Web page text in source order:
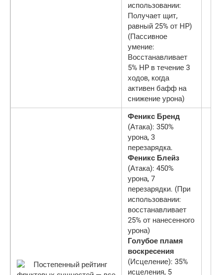
использовании:
Получает щит,
равный 25% от HP)
(Пассивное
умение:
Восстанавливает
5% HP в течение 3
ходов, когда
активен бафф на
снижение урона)
Феникс Бренд
(Атака): 350%
урона, 3
перезарядка.
Феникс Блейз
(Атака): 450%
урона, 7
перезарядки. (При
использовании:
восстанавливает
25% от нанесенного
урона)
Голубое пламя
воскресения
(Исцеление): 35%
исцеления, 5